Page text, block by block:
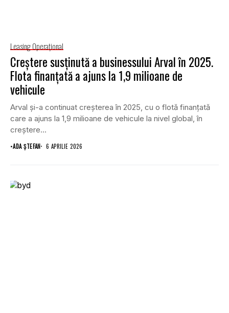
Leasing Operaţional
Creștere susținută a businessului Arval în 2025.
Flota finanțată a ajuns la 1,9 milioane de
vehicule
Arval și-a continuat creșterea în 2025, cu o flotă finanțată
care a ajuns la 1,9 milioane de vehicule la nivel global, în
creștere...
•ADA ȘTEFAN 6 APRILIE 2026